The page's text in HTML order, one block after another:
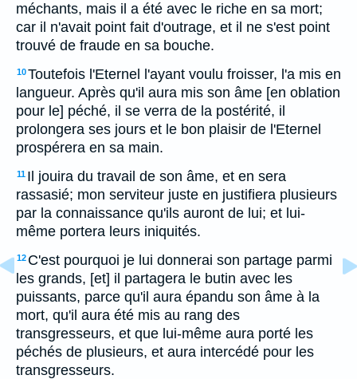
méchants, mais il a été avec le riche en sa mort;
car il n'avait point fait d'outrage, et il ne s'est point
trouvé de fraude en sa bouche.
10Toutefois l'Eternel l'ayant voulu froisser, l'a mis en
langueur. Après qu'il aura mis son âme [en oblation
pour le] péché, il se verra de la postérité, il
prolongera ses jours et le bon plaisir de l'Eternel
prospérera en sa main.
11 Il jouira du travail de son âme, et en sera
rassasié; mon serviteur juste en justifiera plusieurs
par la connaissance qu'ils auront de lui; et lui-
même portera leurs iniquités.
12 C'est pourquoi je lui donnerai son partage parmi
les grands, [et] il partagera le butin avec les
puissants, parce qu'il aura épandu son âme à la
mort, qu'il aura été mis au rang des
transgresseurs, et que lui-même aura porté les
péchés de plusieurs, et aura intercédé pour les
transgresseurs.